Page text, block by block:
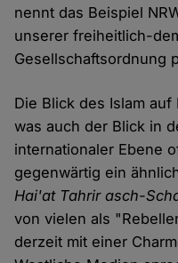
nennt das Beispiel
unserer freiheitlich-
Gesellschaftsordnung
Die Blick des Islam
was auch der Blick in
internationaler Ebene
gegenwärtig ein
Hai'at Tahrir asch-
von vielen als
derzeit mit einer